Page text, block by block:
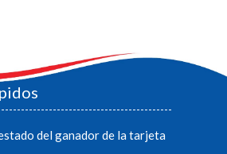
del ganador de la tarjeta